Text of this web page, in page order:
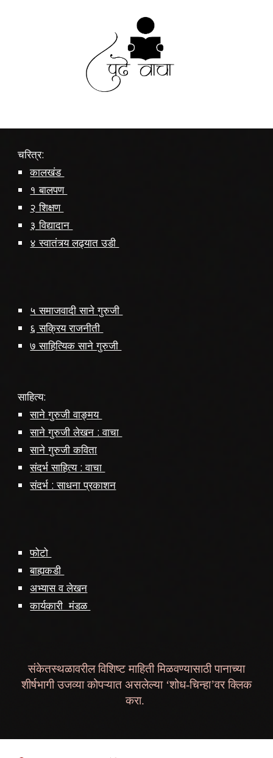
चरित्र:
कालखंड
१ बालपण
२ शिक्षण
३ विद्यादान
४ स्वातंत्र्य लढ्यात उडी
५ समाजवादी साने गुरुजी
६ सक्रिय राजनीती
७ साहित्यिक साने गुरुजी
साहित्य:
साने गुरुजी वाङ्मय
साने गुरुजी लेखन : वाचा
साने गुरुजी कविता
संदर्भ साहित्य : वाचा
संदर्भ : साधना प्रकाशन
फोटो
बाह्यकडी
अभ्यास व लेखन
कार्यकारी मंडळ
संकेतस्थळावरील विशिष्ट माहिती मिळवण्यासाठी पानाच्या
शीर्षभागी उजव्या कोपऱ्यात असलेल्या ‘शोध-चिन्हा’वर क्लिक
करा.